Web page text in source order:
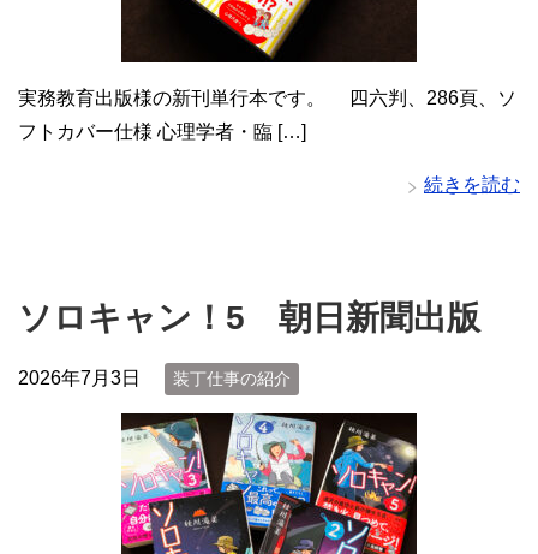
実務教育出版様の新刊単行本です。 四六判、286頁、ソ
フトカバー仕様 心理学者・臨 […]
続きを読む
ソロキャン！5 朝日新聞出版
2026年7月3日 装丁仕事の紹介